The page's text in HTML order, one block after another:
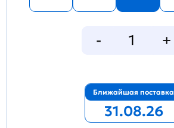
Ближайшая поставка
31.08.26